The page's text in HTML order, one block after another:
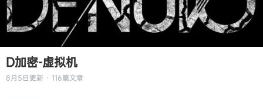
D加密-虚拟机
8月5日更新 · 116篇文章